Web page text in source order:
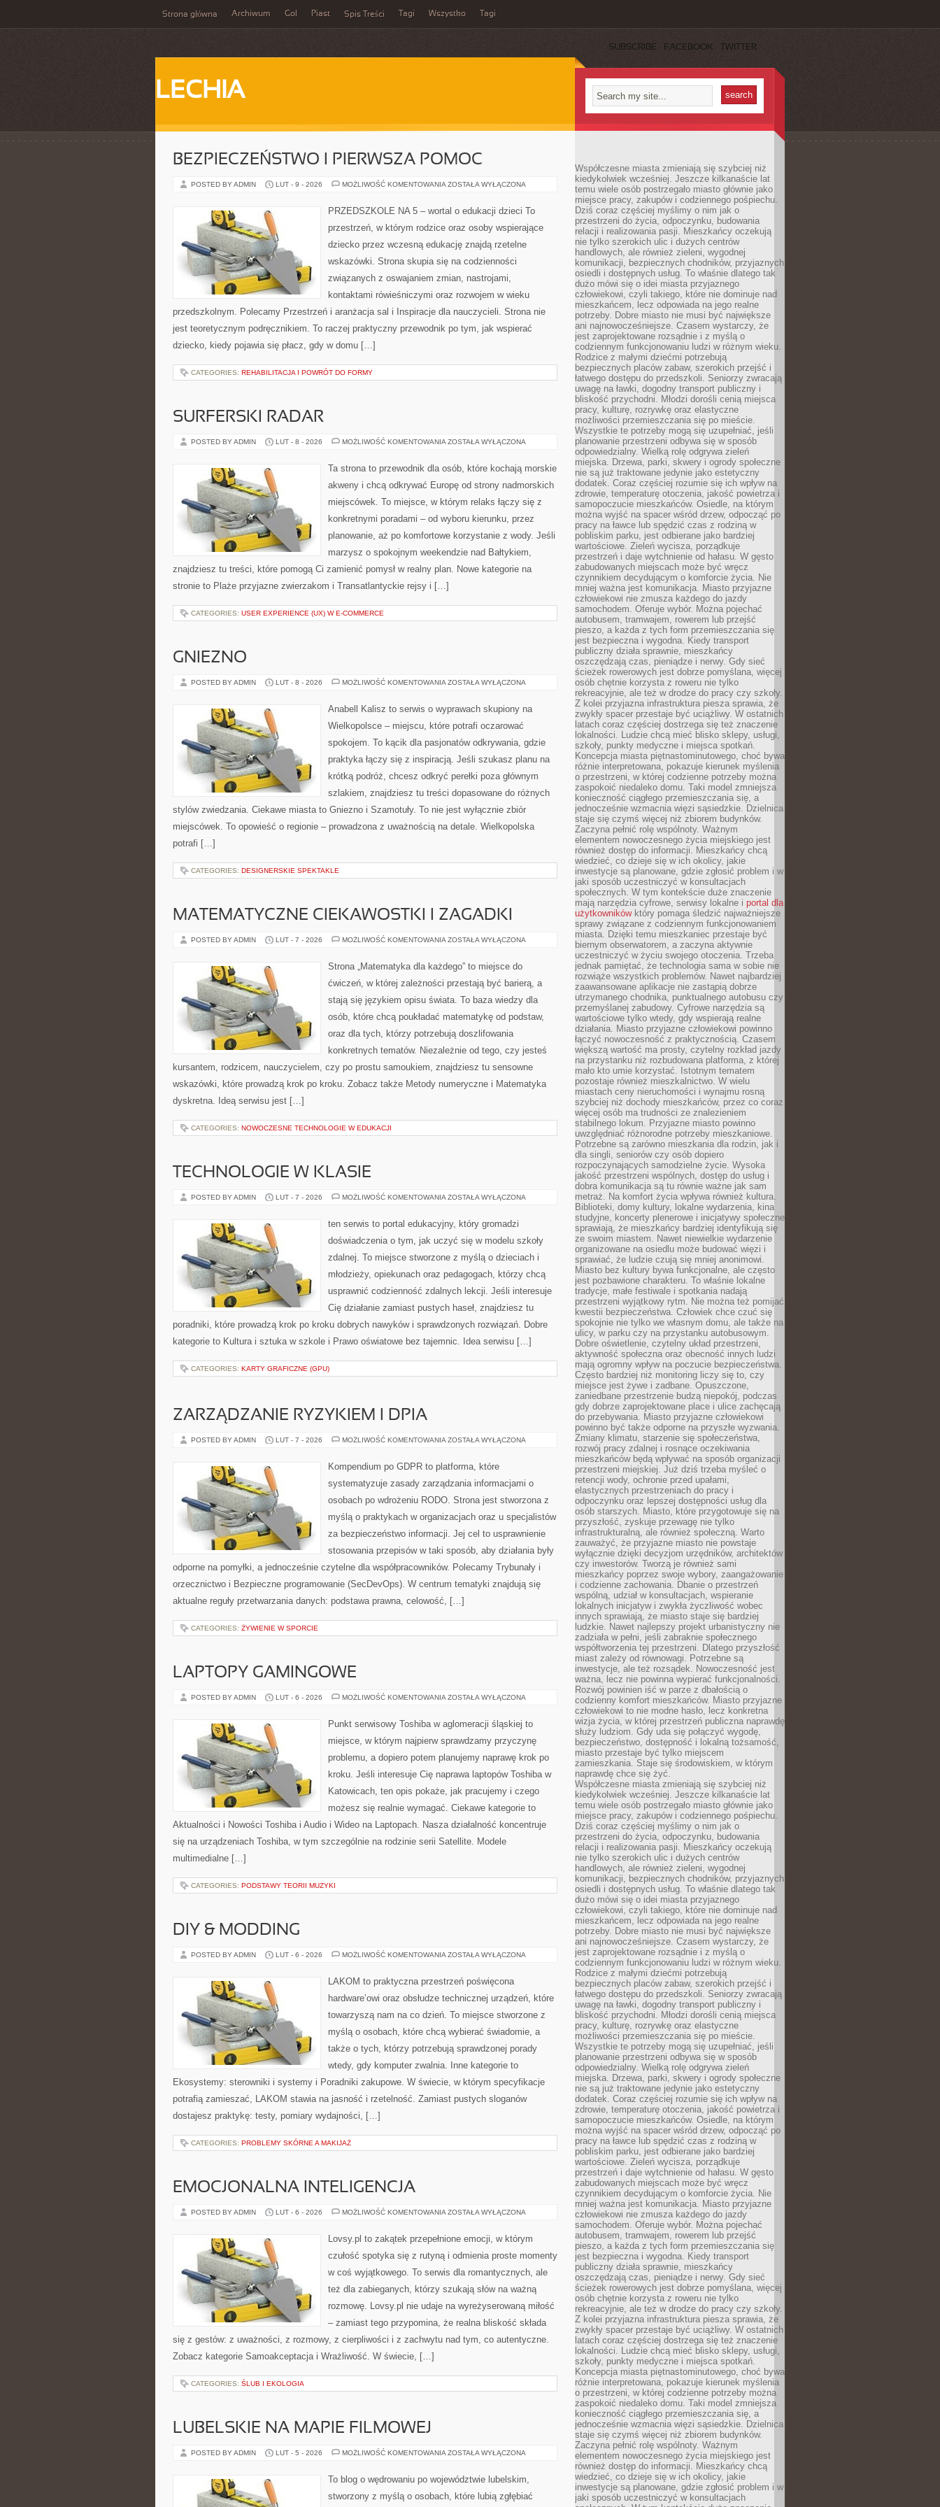
Strona główna Archiwum Gol Piast Spis Treści Tagi Wszystko Tagi
SUBSCRIBE FACEBOOK TWITTER
LECHIA
BEZPIECZEŃSTWO I PIERWSZA POMOC
POSTED BY ADMIN LUT - 9 - 2026 MOŻLIWOŚĆ KOMENTOWANIA BEZPIECZEŃSTWO
POMOC
ZOSTAŁA WYŁĄCZONA
PRZEDSZKOLE NA 5 – wortal o edukacji dzieci To
przestrzeń, w którym rodzice oraz osoby wspierające
dziecko przez wczesną edukację znajdą rzetelne
wskazówki. Strona skupia się na codzienności
związanych z oswajaniem zmian, nastrojami,
kontaktami rówieśniczymi oraz rozwojem w wieku
przedszkolnym. Polecamy Przestrzeń i aranżacja sal i Inspiracje dla nauczycieli. Strona nie
jest teoretycznym podręcznikiem. To raczej praktyczny przewodnik po tym, jak wspierać
dziecko, kiedy pojawia się płacz, gdy w domu […]
CATEGORIES: REHABILITACJA I POWRÓT DO FORMY
SURFERSKI RADAR
POSTED BY ADMIN LUT - 8 - 2026 MOŻLIWOŚĆ KOMENTOWANIA SURFERSKI
ZOSTAŁA WYŁĄCZONA
Ta strona to przewodnik dla osób, które kochają morskie
akweny i chcą odkrywać Europę od strony nadmorskich
miejscówek. To miejsce, w którym relaks łączy się z
konkretnymi poradami – od wyboru kierunku, przez
planowanie, aż po komfortowe korzystanie z wody. Jeśli
marzysz o spokojnym weekendzie nad Bałtykiem,
znajdziesz tu treści, które pomogą Ci zamienić pomysł w realny plan. Nowe kategorie na
stronie to Plaże przyjazne zwierzakom i Transatlantyckie rejsy i […]
CATEGORIES: USER EXPERIENCE (UX) W E-COMMERCE
GNIEZNO
POSTED BY ADMIN LUT - 8 - 2026 MOŻLIWOŚĆ KOMENTOWANIA GNIEZNO
ZOSTAŁA WYŁĄCZONA
Anabell Kalisz to serwis o wyprawach skupiony na
Wielkopolsce – miejscu, które potrafi oczarować
spokojem. To kącik dla pasjonatów odkrywania, gdzie
praktyka łączy się z inspiracją. Jeśli szukasz planu na
krótką podróż, chcesz odkryć perełki poza głównym
szlakiem, znajdziesz tu treści dopasowane do różnych
stylów zwiedzania. Ciekawe miasta to Gniezno i Szamotuły. To nie jest wyłącznie zbiór
miejscówek. To opowieść o regionie – prowadzona z uważnością na detale. Wielkopolska
potrafi […]
CATEGORIES: DESIGNERSKIE SPEKTAKLE
MATEMATYCZNE CIEKAWOSTKI I ZAGADKI
POSTED BY ADMIN LUT - 7 - 2026 MOŻLIWOŚĆ KOMENTOWANIA MATEMATYCZNE
ZAGADKI
ZOSTAŁA WYŁĄCZONA
Strona „Matematyka dla każdego” to miejsce do
ćwiczeń, w której zależności przestają być barierą, a
stają się językiem opisu świata. To baza wiedzy dla
osób, które chcą poukładać matematykę od podstaw,
oraz dla tych, którzy potrzebują doszlifowania
konkretnych tematów. Niezależnie od tego, czy jesteś
kursantem, rodzicem, nauczycielem, czy po prostu samoukiem, znajdziesz tu sensowne
wskazówki, które prowadzą krok po kroku. Zobacz także Metody numeryczne i Matematyka
dyskretna. Ideą serwisu jest […]
CATEGORIES: NOWOCZESNE TECHNOLOGIE W EDUKACJI
TECHNOLOGIE W KLASIE
POSTED BY ADMIN LUT - 7 - 2026 MOŻLIWOŚĆ KOMENTOWANIA TECHNOLOGIE
ZOSTAŁA WYŁĄCZONA
ten serwis to portal edukacyjny, który gromadzi
doświadczenia o tym, jak uczyć się w modelu szkoły
zdalnej. To miejsce stworzone z myślą o dzieciach i
młodzieży, opiekunach oraz pedagogach, którzy chcą
usprawnić codzienność zdalnych lekcji. Jeśli interesuje
Cię działanie zamiast pustych haseł, znajdziesz tu
poradniki, które prowadzą krok po kroku dobrych nawyków i sprawdzonych rozwiązań. Dobre
kategorie to Kultura i sztuka w szkole i Prawo oświatowe bez tajemnic. Idea serwisu […]
CATEGORIES: KARTY GRAFICZNE (GPU)
ZARZĄDZANIE RYZYKIEM I DPIA
POSTED BY ADMIN LUT - 7 - 2026 MOŻLIWOŚĆ KOMENTOWANIA ZARZĄDZANIE
DPIA
ZOSTAŁA WYŁĄCZONA
Kompendium po GDPR to platforma, które
systematyzuje zasady zarządzania informacjami o
osobach po wdrożeniu RODO. Strona jest stworzona z
myślą o praktykach w organizacjach oraz u specjalistów
za bezpieczeństwo informacji. Jej cel to usprawnienie
stosowania przepisów w taki sposób, aby działania były
odporne na pomyłki, a jednocześnie czytelne dla współpracowników. Polecamy Trybunały i
orzecznictwo i Bezpieczne programowanie (SecDevOps). W centrum tematyki znajdują się
aktualne reguły przetwarzania danych: podstawa prawna, celowość, […]
CATEGORIES: ŻYWIENIE W SPORCIE
LAPTOPY GAMINGOWE
POSTED BY ADMIN LUT - 6 - 2026 MOŻLIWOŚĆ KOMENTOWANIA LAPTOPY
ZOSTAŁA WYŁĄCZONA
Punkt serwisowy Toshiba w aglomeracji śląskiej to
miejsce, w którym najpierw sprawdzamy przyczynę
problemu, a dopiero potem planujemy naprawę krok po
kroku. Jeśli interesuje Cię naprawa laptopów Toshiba w
Katowicach, ten opis pokaże, jak pracujemy i czego
możesz się realnie wymagać. Ciekawe kategorie to
Aktualności i Nowości Toshiba i Audio i Wideo na Laptopach. Nasza działalność koncentruje
się na urządzeniach Toshiba, w tym szczególnie na rodzinie serii Satellite. Modele
multimedialne […]
CATEGORIES: PODSTAWY TEORII MUZYKI
DIY & MODDING
POSTED BY ADMIN LUT - 6 - 2026 MOŻLIWOŚĆ KOMENTOWANIA DIY
ZOSTAŁA WYŁĄCZONA
LAKOM to praktyczna przestrzeń poświęcona
hardware’owi oraz obsłudze technicznej urządzeń, które
towarzyszą nam na co dzień. To miejsce stworzone z
myślą o osobach, które chcą wybierać świadomie, a
także o tych, którzy potrzebują sprawdzonej porady
wtedy, gdy komputer zwalnia. Inne kategorie to
Ekosystemy: sterowniki i systemy i Poradniki zakupowe. W świecie, w którym specyfikacje
potrafią zamieszać, LAKOM stawia na jasność i rzetelność. Zamiast pustych sloganów
dostajesz praktykę: testy, pomiary wydajności, […]
CATEGORIES: PROBLEMY SKÓRNE A MAKIJAŻ
EMOCJONALNA INTELIGENCJA
POSTED BY ADMIN LUT - 6 - 2026 MOŻLIWOŚĆ KOMENTOWANIA EMOCJONALNA
ZOSTAŁA WYŁĄCZONA
Lovsy.pl to zakątek przepełnione emocji, w którym
czułość spotyka się z rutyną i odmienia proste momenty
w coś wyjątkowego. To serwis dla romantycznych, ale
też dla zabieganych, którzy szukają słów na ważną
rozmowę. Lovsy.pl nie udaje na wyreżyserowaną miłość
– zamiast tego przypomina, że realna bliskość składa
się z gestów: z uważności, z rozmowy, z cierpliwości i z zachwytu nad tym, co autentyczne.
Zobacz kategorie Samoakceptacja i Wrażliwość. W świecie, […]
CATEGORIES: ŚLUB I EKOLOGIA
LUBELSKIE NA MAPIE FILMOWEJ
POSTED BY ADMIN LUT - 5 - 2026 MOŻLIWOŚĆ KOMENTOWANIA LUBELSKIE
FILMOWEJ
ZOSTAŁA WYŁĄCZONA
To blog o wędrowaniu po województwie lubelskim,
stworzony z myślą o osobach, które lubią zgłębiać
Współczesne miasta zmieniają się szybciej niż
kiedykolwiek wcześniej. Jeszcze kilkanaście lat
temu wiele osób postrzegało miasto głównie jako
miejsce pracy, zakupów i codziennego pośpiechu.
Dziś coraz częściej myślimy o nim jak o
przestrzeni do życia, odpoczynku, budowania
relacji i realizowania pasji. Mieszkańcy oczekują
nie tylko szerokich ulic i dużych centrów
handlowych, ale również zieleni, wygodnej
komunikacji, bezpiecznych chodników, przyjaznych
osiedli i dostępnych usług. To właśnie dlatego tak
dużo mówi się o idei miasta przyjaznego
człowiekowi, czyli takiego, które nie dominuje nad
mieszkańcem, lecz odpowiada na jego realne
potrzeby. Dobre miasto nie musi być największe
ani najnowocześniejsze. Czasem wystarczy, że
jest zaprojektowane rozsądnie i z myślą o
codziennym funkcjonowaniu ludzi w różnym wieku.
Rodzice z małymi dziećmi potrzebują
bezpiecznych placów zabaw, szerokich przejść i
łatwego dostępu do przedszkoli. Seniorzy zwracają
uwagę na ławki, dogodny transport publiczny i
bliskość przychodni. Młodzi dorośli cenią miejsca
pracy, kulturę, rozrywkę oraz elastyczne
możliwości przemieszczania się po mieście.
Wszystkie te potrzeby mogą się uzupełniać, jeśli
planowanie przestrzeni odbywa się w sposób
odpowiedzialny. Wielką rolę odgrywa zieleń
miejska. Drzewa, parki, skwery i ogrody społeczne
nie są już traktowane jedynie jako estetyczny
dodatek. Coraz częściej rozumie się ich wpływ na
zdrowie, temperaturę otoczenia, jakość powietrza i
samopoczucie mieszkańców. Osiedle, na którym
można wyjść na spacer wśród drzew, odpocząć po
pracy na ławce lub spędzić czas z rodziną w
pobliskim parku, jest odbierane jako bardziej
wartościowe. Zieleń wycisza, porządkuje
przestrzeń i daje wytchnienie od hałasu. W gęsto
zabudowanych miejscach może być wręcz
czynnikiem decydującym o komforcie życia. Nie
mniej ważna jest komunikacja. Miasto przyjazne
człowiekowi nie zmusza każdego do jazdy
samochodem. Oferuje wybór. Można pojechać
autobusem, tramwajem, rowerem lub przejść
pieszo, a każda z tych form przemieszczania się
jest bezpieczna i wygodna. Kiedy transport
publiczny działa sprawnie, mieszkańcy
oszczędzają czas, pieniądze i nerwy. Gdy sieć
ścieżek rowerowych jest dobrze pomyślana, więcej
osób chętnie korzysta z roweru nie tylko
rekreacyjnie, ale też w drodze do pracy czy szkoły.
Z kolei przyjazna infrastruktura piesza sprawia, że
zwykły spacer przestaje być uciążliwy. W ostatnich
latach coraz częściej dostrzega się też znaczenie
lokalności. Ludzie chcą mieć blisko sklepy, usługi,
szkoły, punkty medyczne i miejsca spotkań.
Koncepcja miasta piętnastominutowego, choć bywa
różnie interpretowana, pokazuje kierunek myślenia
o przestrzeni, w której codzienne potrzeby można
zaspokoić niedaleko domu. Taki model zmniejsza
konieczność ciągłego przemieszczania się, a
jednocześnie wzmacnia więzi sąsiedzkie. Dzielnica
staje się czymś więcej niż zbiorem budynków.
Zaczyna pełnić rolę wspólnoty. Ważnym
elementem nowoczesnego życia miejskiego jest
również dostęp do informacji. Mieszkańcy chcą
wiedzieć, co dzieje się w ich okolicy, jakie
inwestycje są planowane, gdzie zgłosić problem i w
jaki sposób uczestniczyć w konsultacjach
społecznych. W tym kontekście duże znaczenie
mają narzędzia cyfrowe, serwisy lokalne i portal dla
użytkownikówktóry pomaga śledzić najważniejsze
sprawy związane z codziennym funkcjonowaniem
miasta. Dzięki temu mieszkaniec przestaje być
biernym obserwatorem, a zaczyna aktywnie
uczestniczyć w życiu swojego otoczenia. Trzeba
jednak pamiętać, że technologia sama w sobie nie
rozwiąże wszystkich problemów. Nawet najbardziej
zaawansowane aplikacje nie zastąpią dobrze
utrzymanego chodnika, punktualnego autobusu czy
przemyślanej zabudowy. Cyfrowe narzędzia są
wartościowe tylko wtedy, gdy wspierają realne
działania. Miasto przyjazne człowiekowi powinno
łączyć nowoczesność z praktycznością. Czasem
większą wartość ma prosty, czytelny rozkład jazdy
na przystanku niż rozbudowana platforma, z której
mało kto umie korzystać. Istotnym tematem
pozostaje również mieszkalnictwo. W wielu
miastach ceny nieruchomości i wynajmu rosną
szybciej niż dochody mieszkańców, przez co coraz
więcej osób ma trudności ze znalezieniem
stabilnego lokum. Przyjazne miasto powinno
uwzględniać różnorodne potrzeby mieszkaniowe.
Potrzebne są zarówno mieszkania dla rodzin, jak i
dla singli, seniorów czy osób dopiero
rozpoczynających samodzielne życie. Wysoka
jakość przestrzeni wspólnych, dostęp do usług i
dobra komunikacja są tu równie ważne jak sam
metraż. Na komfort życia wpływa również kultura.
Biblioteki, domy kultury, lokalne wydarzenia, kina
studyjne, koncerty plenerowe i inicjatywy społeczne
sprawiają, że mieszkańcy bardziej identyfikują się
ze swoim miastem. Nawet niewielkie wydarzenie
organizowane na osiedlu może budować więzi i
sprawiać, że ludzie czują się mniej anonimowi.
Miasto bez kultury bywa funkcjonalne, ale często
jest pozbawione charakteru. To właśnie lokalne
tradycje, małe festiwale i spotkania nadają
przestrzeni wyjątkowy rytm. Nie można też pomijać
kwestii bezpieczeństwa. Człowiek chce czuć się
spokojnie nie tylko we własnym domu, ale także na
ulicy, w parku czy na przystanku autobusowym.
Dobre oświetlenie, czytelny układ przestrzeni,
aktywność społeczna oraz obecność innych ludzi
mają ogromny wpływ na poczucie bezpieczeństwa.
Często bardziej niż monitoring liczy się to, czy
miejsce jest żywe i zadbane. Opuszczone,
zaniedbane przestrzenie budzą niepokój, podczas
gdy dobrze zaprojektowane place i ulice zachęcają
do przebywania. Miasto przyjazne człowiekowi
powinno być także odporne na przyszłe wyzwania.
Zmiany klimatu, starzenie się społeczeństwa,
rozwój pracy zdalnej i rosnące oczekiwania
mieszkańców będą wpływać na sposób organizacji
przestrzeni miejskiej. Już dziś trzeba myśleć o
retencji wody, ochronie przed upałami,
elastycznych przestrzeniach do pracy i
odpoczynku oraz lepszej dostępności usług dla
osób starszych. Miasto, które przygotowuje się na
przyszłość, zyskuje przewagę nie tylko
infrastrukturalną, ale również społeczną. Warto
zauważyć, że przyjazne miasto nie powstaje
wyłącznie dzięki decyzjom urzędników, architektów
czy inwestorów. Tworzą je również sami
mieszkańcy poprzez swoje wybory, zaangażowanie
i codzienne zachowania. Dbanie o przestrzeń
wspólną, udział w konsultacjach, wspieranie
lokalnych inicjatyw i zwykła życzliwość wobec
innych sprawiają, że miasto staje się bardziej
ludzkie. Nawet najlepszy projekt urbanistyczny nie
zadziała w pełni, jeśli zabraknie społecznego
współtworzenia tej przestrzeni. Dlatego przyszłość
miast zależy od równowagi. Potrzebne są
inwestycje, ale też rozsądek. Nowoczesność jest
ważna, lecz nie powinna wypierać funkcjonalności.
Rozwój powinien iść w parze z dbałością o
codzienny komfort mieszkańców. Miasto przyjazne
człowiekowi to nie modne hasło, lecz konkretna
wizja życia, w której przestrzeń publiczna naprawdę
służy ludziom. Gdy uda się połączyć wygodę,
bezpieczeństwo, dostępność i lokalną tożsamość,
miasto przestaje być tylko miejscem
zamieszkania. Staje się środowiskiem, w którym
naprawdę chce się żyć.
Współczesne miasta zmieniają się szybciej niż
kiedykolwiek wcześniej. Jeszcze kilkanaście lat
temu wiele osób postrzegało miasto głównie jako
miejsce pracy, zakupów i codziennego pośpiechu.
Dziś coraz częściej myślimy o nim jak o
przestrzeni do życia, odpoczynku, budowania
relacji i realizowania pasji. Mieszkańcy oczekują
nie tylko szerokich ulic i dużych centrów
handlowych, ale również zieleni, wygodnej
komunikacji, bezpiecznych chodników, przyjaznych
osiedli i dostępnych usług. To właśnie dlatego tak
dużo mówi się o idei miasta przyjaznego
człowiekowi, czyli takiego, które nie dominuje nad
mieszkańcem, lecz odpowiada na jego realne
potrzeby. Dobre miasto nie musi być największe
ani najnowocześniejsze. Czasem wystarczy, że
jest zaprojektowane rozsądnie i z myślą o
codziennym funkcjonowaniu ludzi w różnym wieku.
Rodzice z małymi dziećmi potrzebują
bezpiecznych placów zabaw, szerokich przejść i
łatwego dostępu do przedszkoli. Seniorzy zwracają
uwagę na ławki, dogodny transport publiczny i
bliskość przychodni. Młodzi dorośli cenią miejsca
pracy, kulturę, rozrywkę oraz elastyczne
możliwości przemieszczania się po mieście.
Wszystkie te potrzeby mogą się uzupełniać, jeśli
planowanie przestrzeni odbywa się w sposób
odpowiedzialny. Wielką rolę odgrywa zieleń
miejska. Drzewa, parki, skwery i ogrody społeczne
nie są już traktowane jedynie jako estetyczny
dodatek. Coraz częściej rozumie się ich wpływ na
zdrowie, temperaturę otoczenia, jakość powietrza i
samopoczucie mieszkańców. Osiedle, na którym
można wyjść na spacer wśród drzew, odpocząć po
pracy na ławce lub spędzić czas z rodziną w
pobliskim parku, jest odbierane jako bardziej
wartościowe. Zieleń wycisza, porządkuje
przestrzeń i daje wytchnienie od hałasu. W gęsto
zabudowanych miejscach może być wręcz
czynnikiem decydującym o komforcie życia. Nie
mniej ważna jest komunikacja. Miasto przyjazne
człowiekowi nie zmusza każdego do jazdy
samochodem. Oferuje wybór. Można pojechać
autobusem, tramwajem, rowerem lub przejść
pieszo, a każda z tych form przemieszczania się
jest bezpieczna i wygodna. Kiedy transport
publiczny działa sprawnie, mieszkańcy
oszczędzają czas, pieniądze i nerwy. Gdy sieć
ścieżek rowerowych jest dobrze pomyślana, więcej
osób chętnie korzysta z roweru nie tylko
rekreacyjnie, ale też w drodze do pracy czy szkoły.
Z kolei przyjazna infrastruktura piesza sprawia, że
zwykły spacer przestaje być uciążliwy. W ostatnich
latach coraz częściej dostrzega się też znaczenie
lokalności. Ludzie chcą mieć blisko sklepy, usługi,
szkoły, punkty medyczne i miejsca spotkań.
Koncepcja miasta piętnastominutowego, choć bywa
różnie interpretowana, pokazuje kierunek myślenia
o przestrzeni, w której codzienne potrzeby można
zaspokoić niedaleko domu. Taki model zmniejsza
konieczność ciągłego przemieszczania się, a
jednocześnie wzmacnia więzi sąsiedzkie. Dzielnica
staje się czymś więcej niż zbiorem budynków.
Zaczyna pełnić rolę wspólnoty. Ważnym
elementem nowoczesnego życia miejskiego jest
również dostęp do informacji. Mieszkańcy chcą
wiedzieć, co dzieje się w ich okolicy, jakie
inwestycje są planowane, gdzie zgłosić problem i w
jaki sposób uczestniczyć w konsultacjach